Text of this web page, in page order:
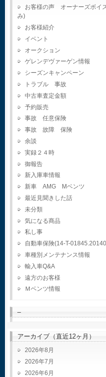
お客様の声 オーナーズボイ
み)
お客様紹介
イベント
オークション
ゲレンデヴァーゲン情報
シーズンキャンペーン
トラブル 事故
中古車査定金額
予約販売
事故 任意保険
事故 故障 保険
余談
実録２４時
御報告
新入庫車情報
新車 AMG Mベンツ
最近見聞きした話
未分類
気になる商品
私し事
自動車保険(14-T-
車種別メンテナンス情報
輸入車Q&A
遠方のお客様
Ｍベンツ情報
–
アーカイブ（直近12ヶ月）
2026年8月
2026年7月
2026年6月